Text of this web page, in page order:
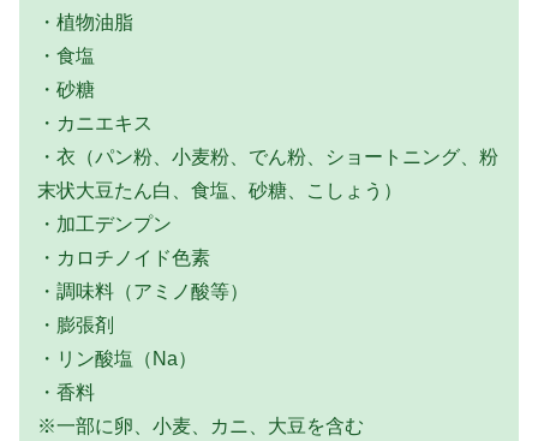
・植物油脂
・食塩
・砂糖
・カニエキス
・衣（パン粉、小麦粉、でん粉、ショートニング、粉
末状大豆たん白、食塩、砂糖、こしょう）
・加工デンプン
・カロチノイド色素
・調味料（アミノ酸等）
・膨張剤
・リン酸塩（Na）
・香料
※一部に卵、小麦、カニ、大豆を含む